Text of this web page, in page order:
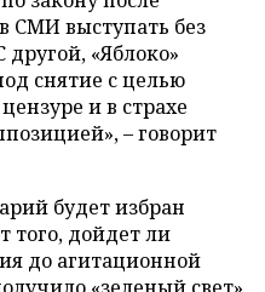
СМИ выступать без
«Яблоко»
снятие с целью
и в страхе
– говорит
будет избран
того, дойдет ли
до агитационной